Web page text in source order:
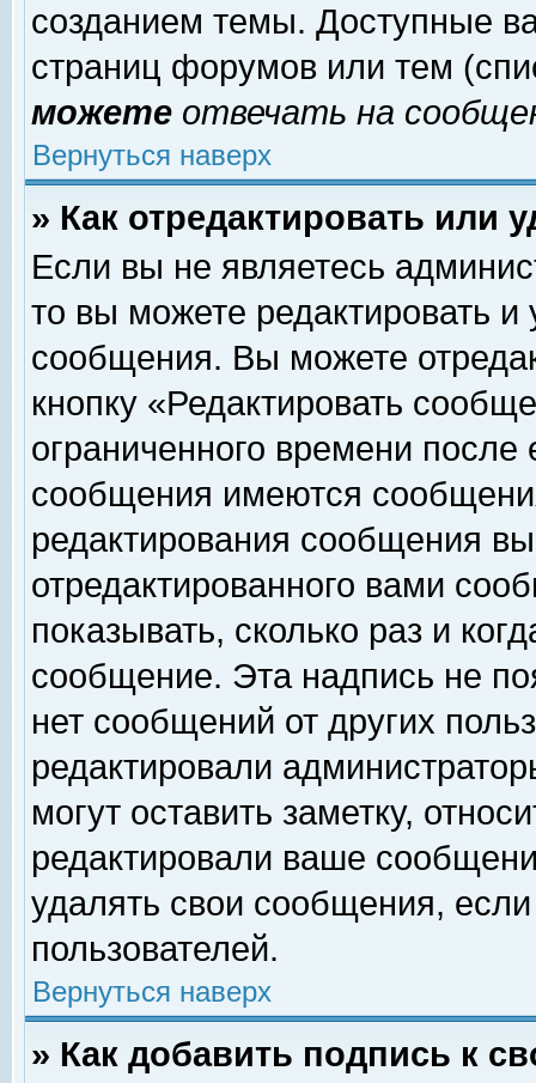
созданием темы. Доступные
страниц форумов или тем
можете отвечать на
Вернуться наверх
» Как отредактировать или
Если вы не являетесь
то вы можете редактировать и
сообщения. Вы можете
кнопку «Редактировать
ограниченного времени
сообщения имеются
редактирования сообщения
отредактированного вами
показывать, сколько раз и
сообщение. Эта надпись не
нет сообщений от других
редактировали
могут оставить заметку,
редактировали ваше
удалять свои сообщения,
пользователей.
Вернуться наверх
» Как добавить подпись к